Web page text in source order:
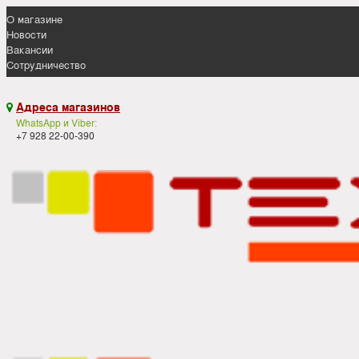
О магазине
Новости
Вакансии
Сотрудничество
 Адреса магазинов
WhatsApp и Viber:
+7 928 22-00-390